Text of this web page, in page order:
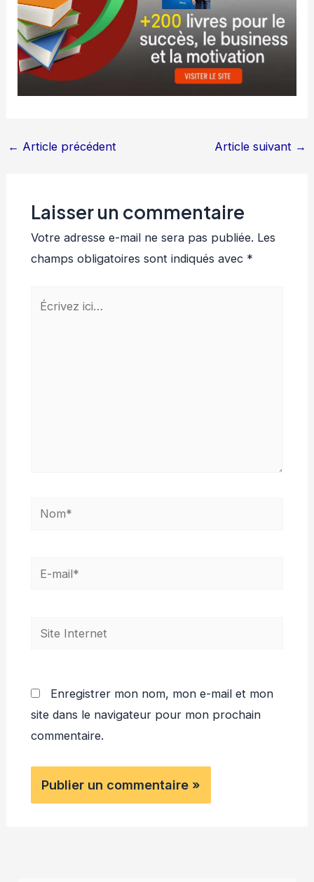
← Article précédent Article suivant →
Laisser un commentaire
Votre adresse e-mail ne sera pas publiée. Les
champs obligatoires sont indiqués avec *
Écrivez
Nom*
E-
Site
Enregistrer mon nom, mon e-mail et mon
site dans le navigateur pour mon prochain
commentaire.